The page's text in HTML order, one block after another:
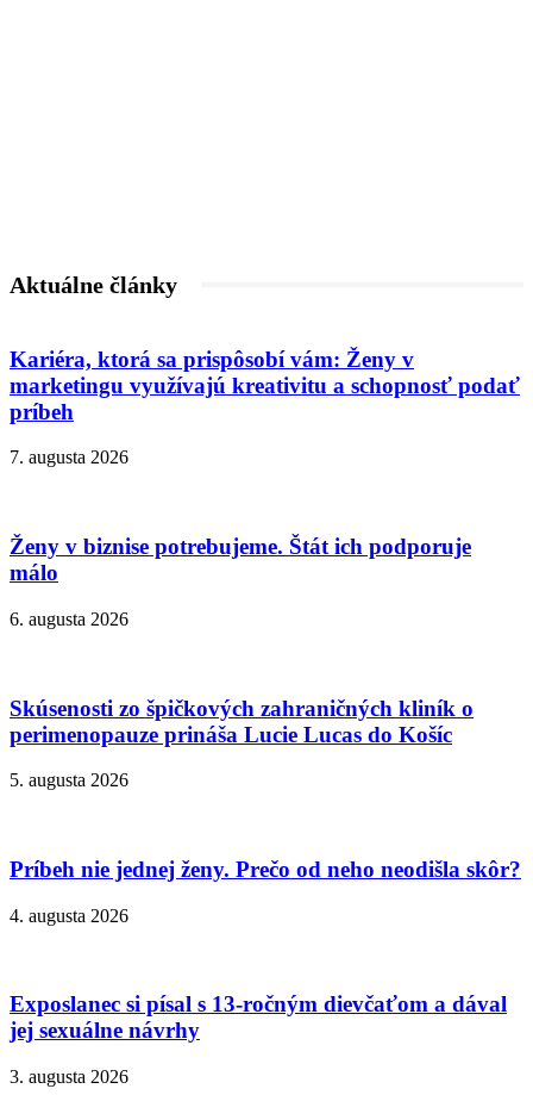
Aktuálne články
Kariéra, ktorá sa prispôsobí vám: Ženy v
marketingu využívajú kreativitu a schopnosť podať
príbeh
7. augusta 2026
Ženy v biznise potrebujeme. Štát ich podporuje
málo
6. augusta 2026
Skúsenosti zo špičkových zahraničných kliník o
perimenopauze prináša Lucie Lucas do Košíc
5. augusta 2026
Príbeh nie jednej ženy. Prečo od neho neodišla skôr?
4. augusta 2026
Exposlanec si písal s 13-ročným dievčaťom a dával
jej sexuálne návrhy
3. augusta 2026